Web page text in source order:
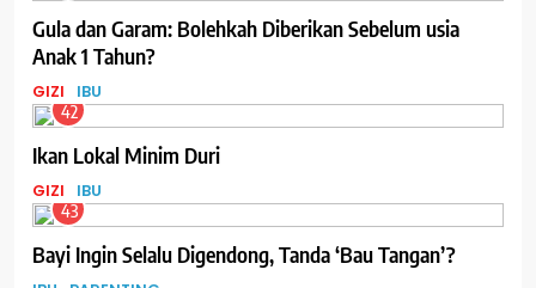
Gula dan Garam: Bolehkah Diberikan Sebelum usia
Anak 1 Tahun?
GIZI IBU
42
Ikan Lokal Minim Duri
GIZI IBU
43
Bayi Ingin Selalu Digendong, Tanda ‘Bau Tangan’?